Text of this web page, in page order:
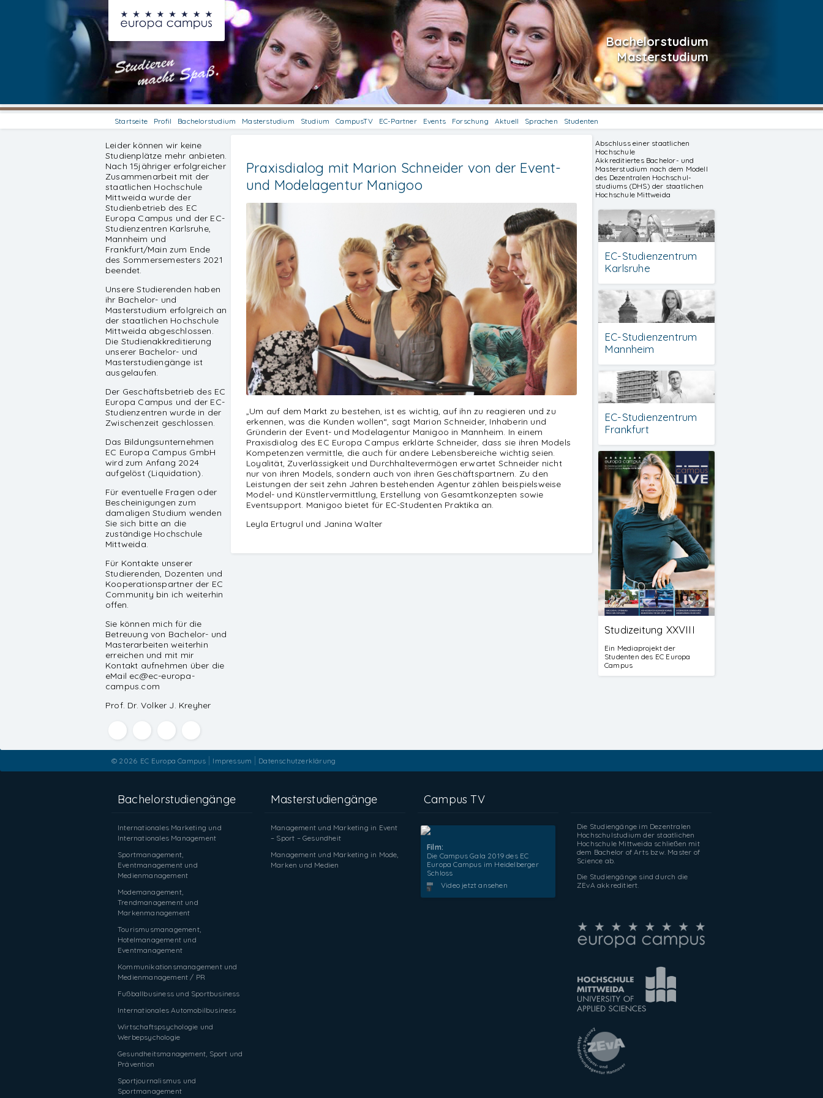
Bachelorstudium
Masterstudium
Startseite Profil Bachelorstudium Masterstudium Studium CampusTV EC-Partner Events Forschung Aktuell Sprachen Studenten
Leider können wir keine
Studienplätze mehr anbieten.
Nach 15jähriger erfolgreicher
Zusammenarbeit mit der
staatlichen Hochschule
Mittweida wurde der
Studienbetrieb des EC
Europa Campus und der EC-
Studienzentren Karlsruhe,
Mannheim und
Frankfurt/Main zum Ende
des Sommersemesters 2021
beendet.
Unsere Studierenden haben
ihr Bachelor- und
Masterstudium erfolgreich an
der staatlichen Hochschule
Mittweida abgeschlossen.
Die Studienakkreditierung
unserer Bachelor- und
Masterstudiengänge ist
ausgelaufen.
Der Geschäftsbetrieb des EC
Europa Campus und der EC-
Studienzentren wurde in der
Zwischenzeit geschlossen.
Das Bildungsunternehmen
EC Europa Campus GmbH
wird zum Anfang 2024
aufgelöst (Liquidation).
Für eventuelle Fragen oder
Bescheinigungen zum
damaligen Studium wenden
Sie sich bitte an die
zuständige Hochschule
Mittweida.
Für Kontakte unserer
Studierenden, Dozenten und
Kooperationspartner der EC
Community bin ich weiterhin
offen.
Sie können mich für die
Betreuung von Bachelor- und
Masterarbeiten weiterhin
erreichen und mit mir
Kontakt aufnehmen über die
eMail ec@ec-europa-
campus.com
Prof. Dr. Volker J. Kreyher
Abschluss einer staatlichen
Hochschule
Akkreditiertes Bachelor- und
Masterstudium nach dem Modell
des Dezentralen Hochschul-
studiums (DHS) der staatlichen
Hochschule Mittweida
EC-Studienzentrum
Karlsruhe
EC-Studienzentrum
Mannheim
EC-Studienzentrum
Frankfurt
Studizeitung XXVIII
Ein Mediaprojekt der
Studenten des EC Europa
Campus
Praxisdialog mit Marion Schneider von der Event-
und Modelagentur Manigoo
„Um auf dem Markt zu bestehen, ist es wichtig, auf ihn zu reagieren und zu
erkennen, was die Kunden wollen“, sagt Marion Schneider, Inhaberin und
Gründerin der Event- und Modelagentur Manigoo in Mannheim. In einem
Praxisdialog des EC Europa Campus erklärte Schneider, dass sie ihren Models
Kompetenzen vermittle, die auch für andere Lebensbereiche wichtig seien.
Loyalität, Zuverlässigkeit und Durchhaltevermögen erwartet Schneider nicht
nur von ihren Models, sondern auch von ihren Geschäftspartnern. Zu den
Leistungen der seit zehn Jahren bestehenden Agentur zählen beispielsweise
Model- und Künstlervermittlung, Erstellung von Gesamtkonzepten sowie
Eventsupport. Manigoo bietet für EC-Studenten Praktika an.
Leyla Ertugrul und Janina Walter
© 2026 EC Europa Campus Impressum Datenschutzerklärung
Bachelorstudiengänge
Internationales Marketing und
Internationales Management
Sportmanagement,
Eventmanagement und
Medienmanagement
Modemanagement,
Trendmanagement und
Markenmanagement
Tourismusmanagement,
Hotelmanagement und
Eventmanagement
Kommunikationsmanagement und
Medienmanagement / PR
Fußballbusiness und Sportbusiness
Internationales Automobilbusiness
Wirtschaftspsychologie und
Werbepsychologie
Gesundheitsmanagement, Sport und
Prävention
Sportjournalismus und
Sportmanagement
Masterstudiengänge
Management und Marketing in Event
– Sport – Gesundheit
Management und Marketing in Mode,
Marken und Medien
Campus TV
Film:
Die Campus Gala 2019 des EC
Europa Campus im Heidelberger
Schloss
Video jetzt ansehen
Die Studiengänge im Dezentralen
Hochschulstudium der staatlichen
Hochschule Mittweida schließen mit
dem Bachelor of Arts bzw. Master of
Science ab.
Die Studiengänge sind durch die
ZEvA akkreditiert.